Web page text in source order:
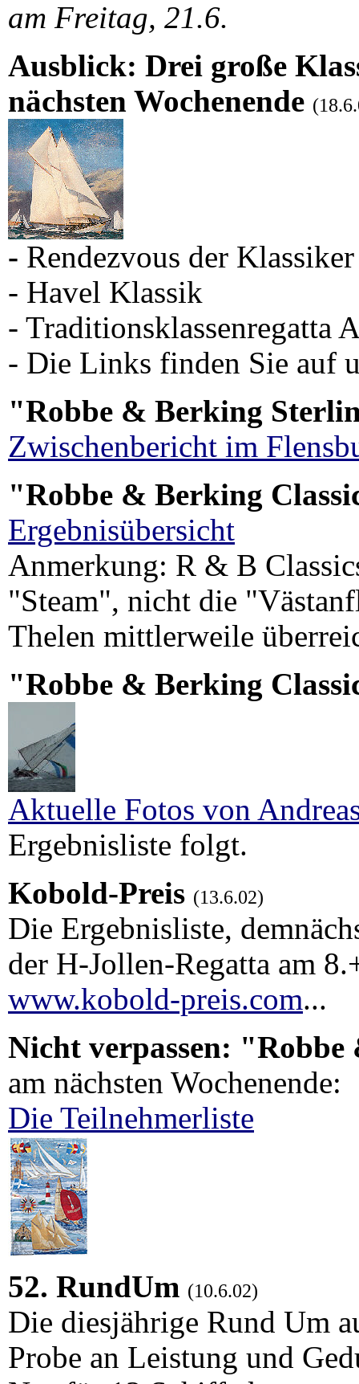
am Freitag, 21.6.
Ausblick: Drei große
nächsten Wochenende
- Rendezvous der
- Havel Klassik
- Traditionsklassenregatta
- Die Links finden Sie auf
"Robbe & Berking
Zwischenbericht im
"Robbe & Berking
Ergebnisübersicht
Anmerkung: R & B
"Steam", nicht die
Thelen mittlerweile
"Robbe & Berking
Aktuelle Fotos von
Ergebnisliste folgt.
Kobold-Preis (13.6.02)
Die Ergebnisliste,
der H-Jollen-Regatta am
www.kobold-preis.com...
Nicht verpassen:
am nächsten Wochenende:
Die Teilnehmerliste
52. RundUm (10.6.02)
Die diesjährige Rund Um
Probe an Leistung und